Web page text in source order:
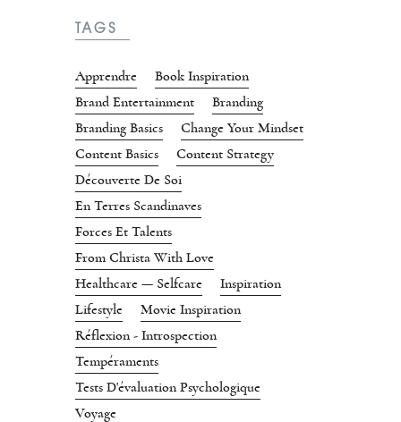
TAGS
Apprendre
Book Inspiration
Brand Entertainment
Branding
Branding Basics
Change Your Mindset
Content Basics
Content Strategy
Découverte De Soi
En Terres Scandinaves
Forces Et Talents
From Christa With Love
Healthcare — Selfcare
Inspiration
Lifestyle
Movie Inspiration
Réflexion - Introspection
Tempéraments
Tests D'évaluation Psychologique
Voyage